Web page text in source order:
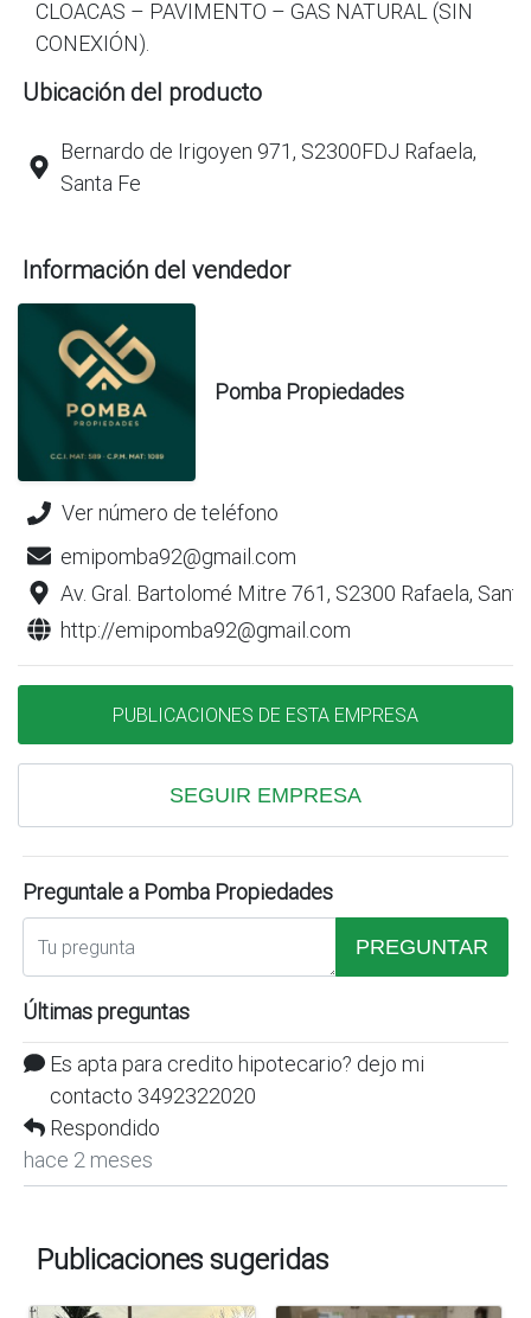
CLOACAS – PAVIMENTO – GAS NATURAL (SIN
CONEXIÓN).
Ubicación del producto
Bernardo de Irigoyen 971, S2300FDJ Rafaela,
Santa Fe
Información del vendedor
Pomba Propiedades
Ver número de teléfono
emipomba92@gmail.com
Av. Gral. Bartolomé Mitre 761, S2300 Rafaela,
http://emipomba92@gmail.com
PUBLICACIONES DE ESTA EMPRESA
SEGUIR EMPRESA
Preguntale a Pomba Propiedades
PREGUNTAR
Últimas preguntas
Es apta para credito hipotecario? dejo mi
contacto 3492322020
Respondido
hace 2 meses
Publicaciones sugeridas